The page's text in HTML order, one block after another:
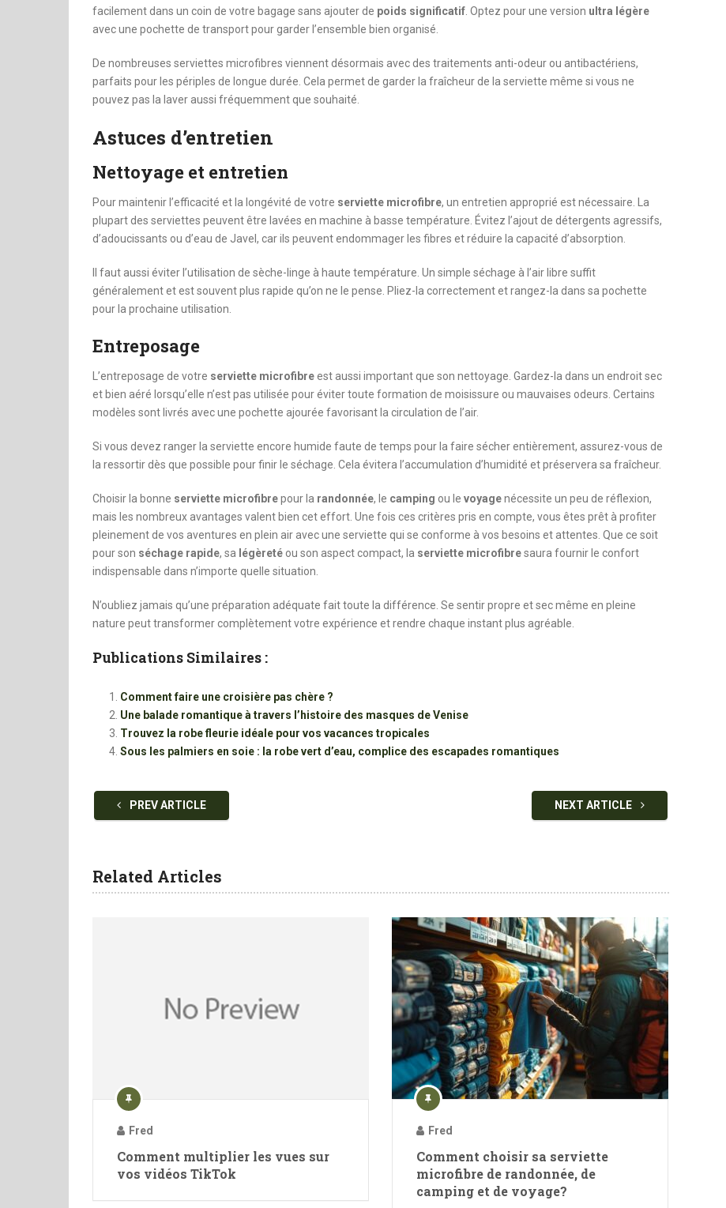
facilement dans un coin de votre bagage sans ajouter de poids significatif . Optez pour une version ultra légère
avec une pochette de transport pour garder l’ensemble bien organisé.
De nombreuses serviettes microfibres viennent désormais avec des traitements anti-odeur ou antibactériens,
parfaits pour les périples de longue durée. Cela permet de garder la fraîcheur de la serviette même si vous ne
pouvez pas la laver aussi fréquemment que souhaité.
Astuces d’entretien
Nettoyage et entretien
Pour maintenir l’efficacité et la longévité de votre serviette microfibre, un entretien approprié est nécessaire. La
plupart des serviettes peuvent être lavées en machine à basse température. Évitez l’ajout de détergents agressifs,
d’adoucissants ou d’eau de Javel, car ils peuvent endommager les fibres et réduire la capacité d’absorption.
Il faut aussi éviter l’utilisation de sèche-linge à haute température. Un simple séchage à l’air libre suffit
généralement et est souvent plus rapide qu’on ne le pense. Pliez-la correctement et rangez-la dans sa pochette
pour la prochaine utilisation.
Entreposage
L’entreposage de votre serviette microfibreest aussi important que son nettoyage. Gardez-la dans un endroit sec
et bien aéré lorsqu’elle n’est pas utilisée pour éviter toute formation de moisissure ou mauvaises odeurs. Certains
modèles sont livrés avec une pochette ajourée favorisant la circulation de l’air.
Si vous devez ranger la serviette encore humide faute de temps pour la faire sécher entièrement, assurez-vous de
la ressortir dès que possible pour finir le séchage. Cela évitera l’accumulation d’humidité et préservera sa fraîcheur.
Choisir la bonne serviette microfibrepour la randonnée, le camping ou le voyagenécessite un peu de réflexion,
mais les nombreux avantages valent bien cet effort. Une fois ces critères pris en compte, vous êtes prêt à profiter
pleinement de vos aventures en plein air avec une serviette qui se conforme à vos besoins et attentes. Que ce soit
pour son séchage rapide, sa légèreté ou son aspect compact, la serviette microfibresaura fournir le confort
indispensable dans n’importe quelle situation.
N’oubliez jamais qu’une préparation adéquate fait toute la différence. Se sentir propre et sec même en pleine
nature peut transformer complètement votre expérience et rendre chaque instant plus agréable.
Publications Similaires :
Comment faire une croisière pas chère ?
Une balade romantique à travers l’histoire des masques de Venise
Trouvez la robe fleurie idéale pour vos vacances tropicales
Sous les palmiers en soie : la robe vert d’eau, complice des escapades romantiques
PREV ARTICLE NEXT ARTICLE
Related Articles
Fred
Comment multiplier les vues sur
vos vidéos TikTok
Fred
Comment choisir sa serviette
microfibre de randonnée, de
camping et de voyage?